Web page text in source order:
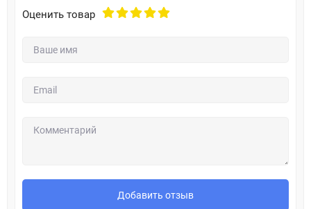
Оценить товар
Добавить отзыв